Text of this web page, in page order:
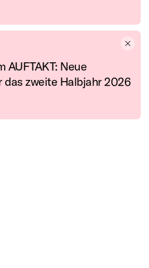
AUFTAKT: Neue
das zweite Halbjahr 2026